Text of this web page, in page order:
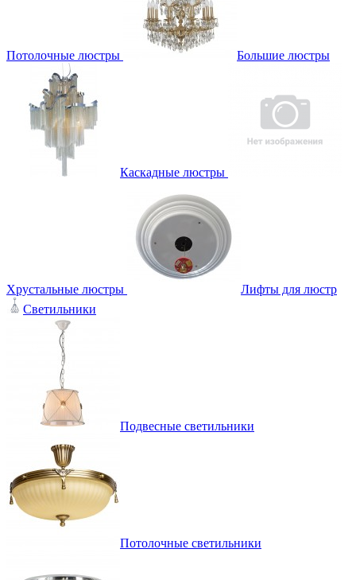
Потолочные люстры Большие люстры
Каскадные люстры
Хрустальные люстры
Лифты для люстр
Светильники
Подвесные светильники
Потолочные светильники